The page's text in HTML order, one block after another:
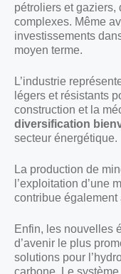
pétroliers et
complexes. Même
investissements
moyen terme.
L’industrie
légers et résistants
construction et la
diversification
secteur énergétique.
La production de
l’exploitation d’une
contribue également
Enfin, les nouvelles
d’avenir le plus
solutions pour
carbone. Le